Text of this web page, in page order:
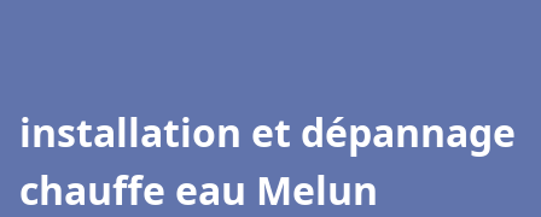
installation et dépannage
chauffe eau Melun